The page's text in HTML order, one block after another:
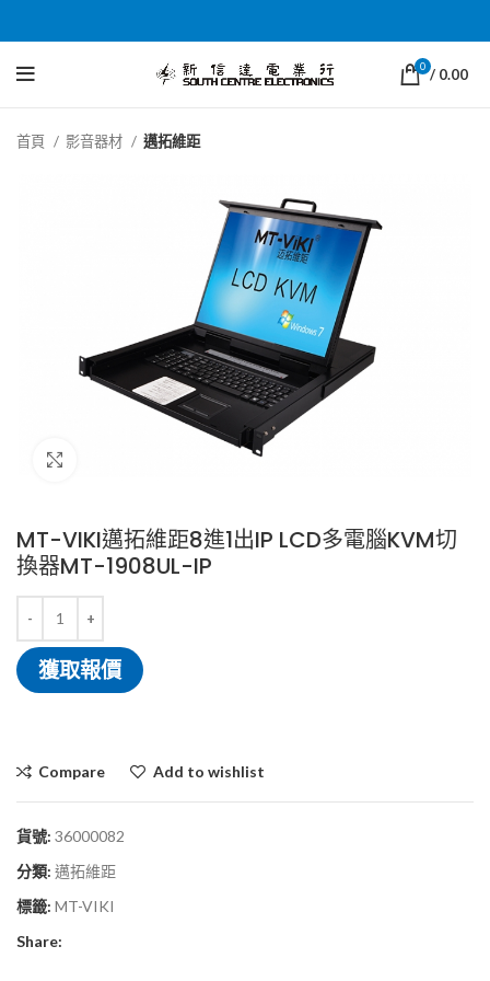
0 / 0.00
首頁 影音器材 邁拓維距
MT-VIKI邁拓維距8進1出IP LCD多電腦KVM切
換器MT-1908UL-IP
獲取報價
Compare Add to wishlist
貨號: 36000082
分類: 邁拓維距
標籤: MT-VIKI
Share: